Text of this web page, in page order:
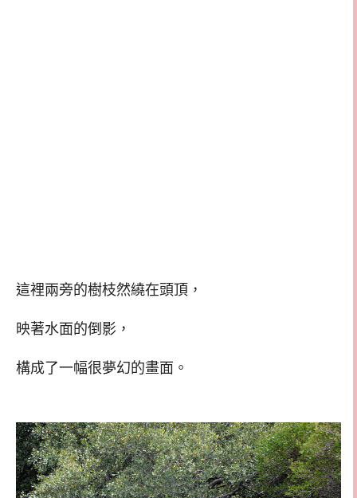
這裡兩旁的樹枝然繞在頭頂，
映著水面的倒影，
構成了一幅很夢幻的畫面。